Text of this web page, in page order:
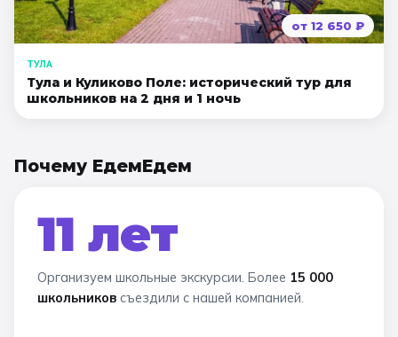
от 12 650 ₽
ТУЛА
Тула и Куликово Поле: исторический тур для
школьников на 2 дня и 1 ночь
Почему ЕдемЕдем
11 лет
Организуем школьные экскурсии. Более 15 000
школьников съездили с нашей компанией.